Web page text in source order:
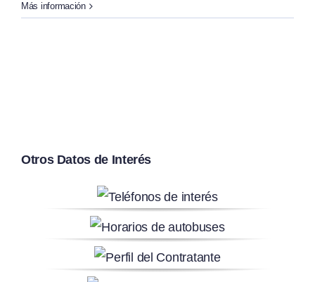
Más información
Otros Datos de Interés